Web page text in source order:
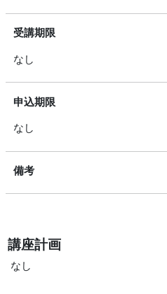
受講期限
なし
申込期限
なし
備考
講座計画
なし